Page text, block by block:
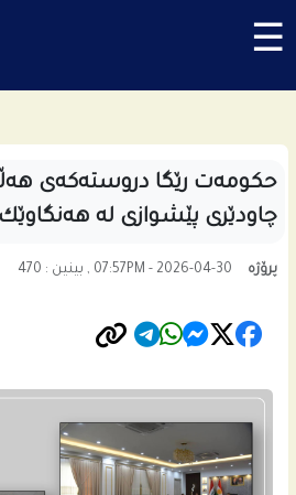
☰
حكومه‌ت رێگا دروسته‌كه‌ى
چاودێری پێشوازی له‌
پرۆژە 07:57PM - 2026-04-30 , بینین : 470